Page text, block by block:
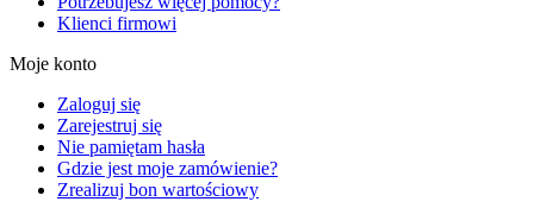
Klienci firmowi
Moje konto
Zaloguj się
Zarejestruj się
Nie pamiętam hasła
Gdzie jest moje zamówienie?
Zrealizuj bon wartościowy